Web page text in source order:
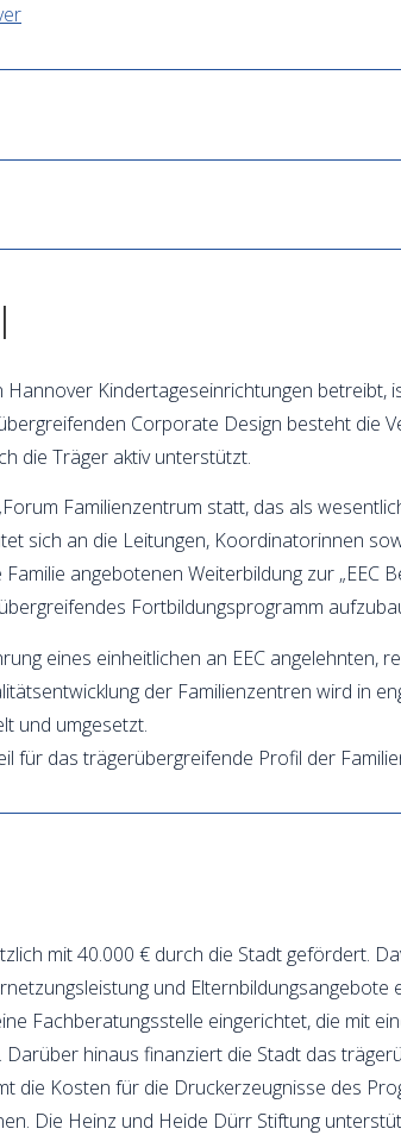
Hannover Kindertageseinrichtungen betreibt,
Corporate Design besteht die
die Träger aktiv unterstützt.
Familienzentrum statt, das als
sich an die Leitungen, Koordinatorinnen
angebotenen Weiterbildung zur
Fortbildungsprogramm
eines einheitlichen an EEC
der Familienzentren wird in
und umgesetzt.
für das trägerübergreifende Profil der
mit 40.000 € durch die Stadt gefördert.
und
Fachberatungsstelle eingerichtet, die mit
hinaus finanziert die Stadt das
die Kosten für die Druckerzeugnisse des
Die Heinz und Heide Dürr Stiftung